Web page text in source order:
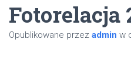
Fotorelacja
Opublikowane przez admin w